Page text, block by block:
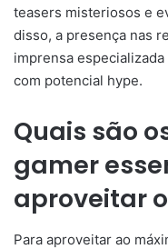
teasers misteriosos e
disso, a presença nas
imprensa
com potencial hype.
Quais são
gamer
aproveitar
Para aproveitar ao